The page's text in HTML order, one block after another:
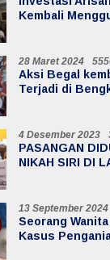
Kembali
Milyar
28 Maret 2024
Aksi Begal
Terjadi di
4 Desember 2023
PASANGAN
NIKAH SIRI DI
13 September 2024
Seorang
Kasus